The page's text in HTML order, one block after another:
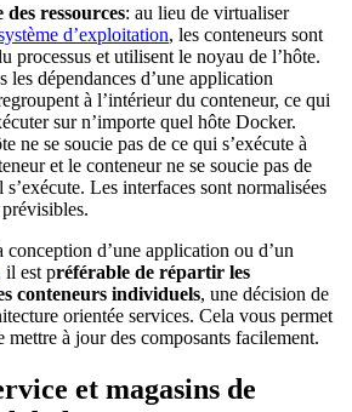
ressources: au lieu de virtualiser
d’exploitation, les conteneurs sont
processus et utilisent le noyau de l’hôte.
les dépendances d’une application
à l’intérieur du conteneur, ce qui
sur n’importe quel hôte Docker.
ne se soucie pas de ce qui s’exécute à
et le conteneur ne se soucie pas de
Les interfaces sont normalisées
conception d’une application ou d’un
il est préférable de répartir les
conteneurs individuels, une décision de
orientée services. Cela vous permet
mettre à jour des composants facilement.
et magasins de